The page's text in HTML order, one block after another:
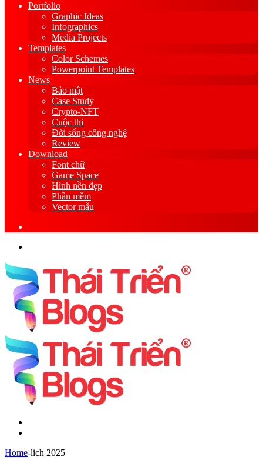
Portfolio
Graphic Ideas
Infographics
Media Projects
Templates
Color Schemes
Powerpoint Templates
News
Bảo mật
Case Study
Crypto-NFT
Cuộc thi
Đời sống công nghệ
Review
Download
Font chữ
Game Space
Hình nền đẹp
Phần mềm
Vector mẫu
Home-lich 2025